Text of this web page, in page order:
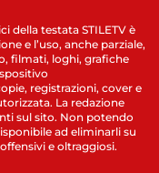
della testata STILETV è
e l’uso, anche parziale,
filmati, loghi, grafiche
registrazioni, cover e
La redazione
sul sito. Non potendo
ad eliminarli su
e oltraggiosi.